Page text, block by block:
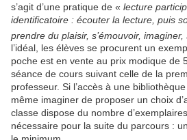
s’agit d’une pratique de « lecture
identificatoire : écouter la lecture, puis
prendre du plaisir, s’émouvoir, imaginer,
l’idéal, les élèves se procurent un
poche est en vente au prix modique de
séance de cours suivant celle de la
professeur. Si l’accès à une
même imaginer de proposer un choix
classe dispose du nombre
nécessaire pour la suite du parcours :